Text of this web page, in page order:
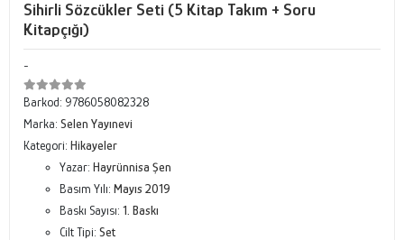
Sihirli Sözcükler Seti (5 Kitap Takım + Soru
Kitapçığı)
-
Barkod: 9786058082328
Marka: Selen Yayınevi
Kategori: Hikayeler
Yazar: Hayrünnisa Şen
Basım Yılı: Mayıs 2019
Baskı Sayısı: 1. Baskı
Cilt Tipi: Set